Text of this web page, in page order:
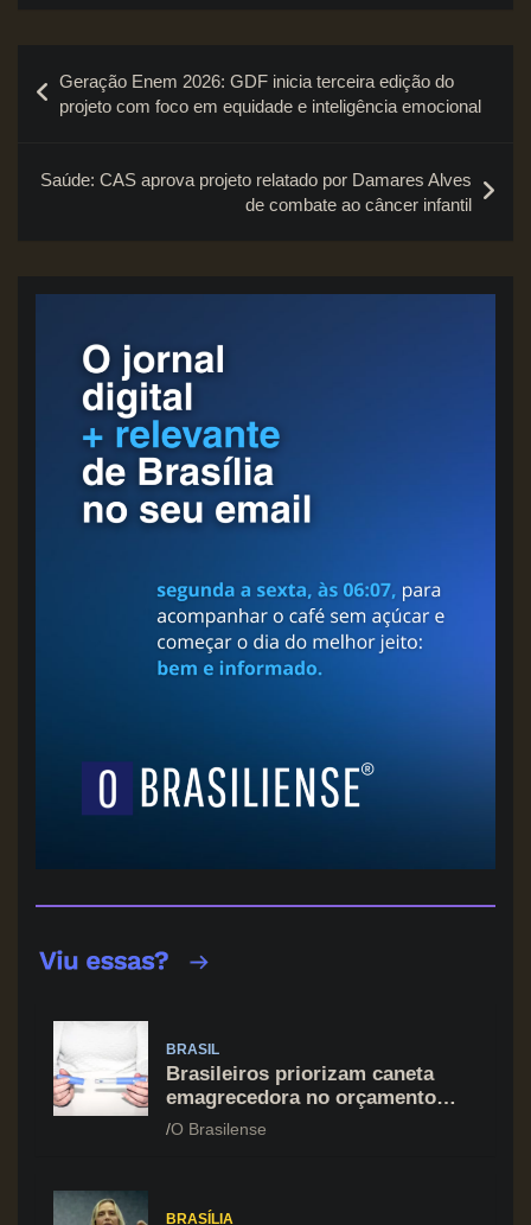
de
Geração Enem 2026: GDF inicia terceira edição do
projeto com foco em equidade e inteligência emocional
Saúde: CAS aprova projeto relatado por Damares Alves
de combate ao câncer infantil
BRASIL
Brasileiros priorizam caneta
emagrecedora no orçamento
mesmo em situação de aperto
O Brasilense
BRASÍLIA